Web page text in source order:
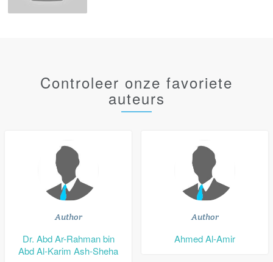
Controleer onze favoriete
auteurs
Author
Dr. Abd Ar-Rahman bin
Abd Al-Karim Ash-Sheha
Author
Ahmed Al-Amir